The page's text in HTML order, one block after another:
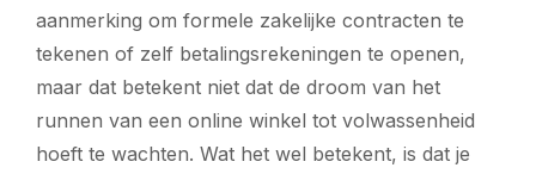
aanmerking om formele zakelijke contracten te
tekenen of zelf betalingsrekeningen te openen,
maar dat betekent niet dat de droom van het
runnen van een online winkel tot volwassenheid
hoeft te wachten. Wat het wel betekent, is dat je